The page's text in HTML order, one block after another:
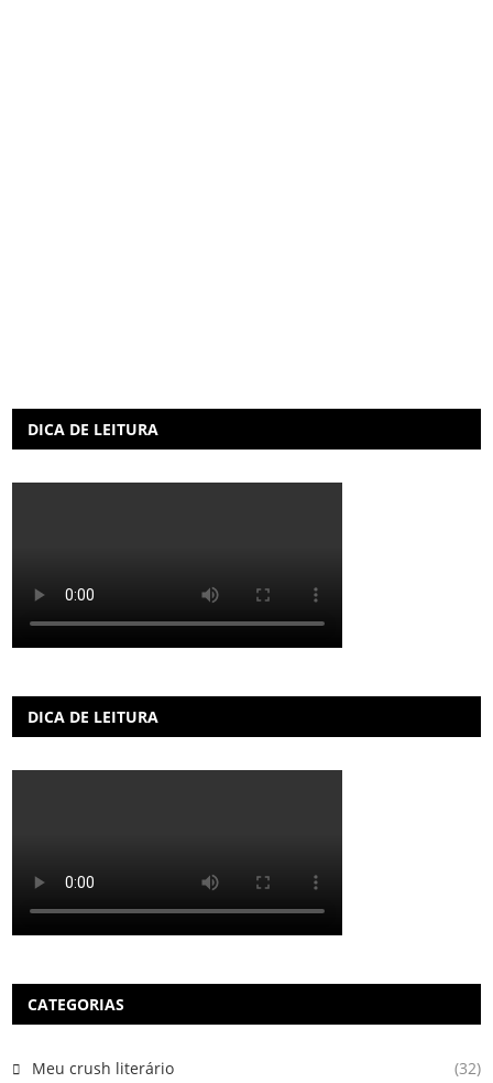
DICA DE LEITURA
DICA DE LEITURA
CATEGORIAS
Meu crush literário (32)